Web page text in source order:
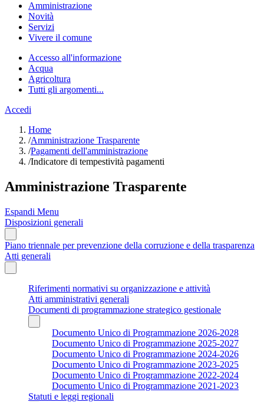
Amministrazione
Novità
Servizi
Vivere il comune
Accesso all'informazione
Acqua
Agricoltura
Tutti gli argomenti...
Accedi
Home
/Amministrazione Trasparente
/Pagamenti dell'amministrazione
/Indicatore di tempestività pagamenti
Amministrazione Trasparente
Espandi Menu
Disposizioni generali
Piano triennale per prevenzione della corruzione e della trasparenza
Atti generali
Riferimenti normativi su organizzazione e attività
Atti amministrativi generali
Documenti di programmazione strategico gestionale
Documento Unico di Programmazione 2026-2028
Documento Unico di Programmazione 2025-2027
Documento Unico di Programmazione 2024-2026
Documento Unico di Programmazione 2023-2025
Documento Unico di Programmazione 2022-2024
Documento Unico di Programmazione 2021-2023
Statuti e leggi regionali